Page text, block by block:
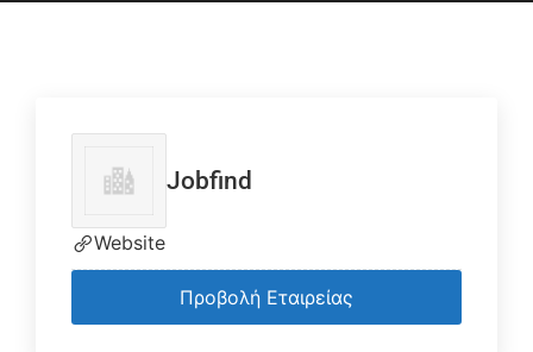
Jobfind
Website
Προβολή Εταιρείας